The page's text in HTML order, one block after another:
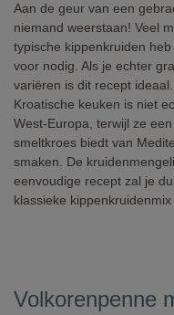
Aan de geur van een
niemand weerstaan! Veel
typische kippenkruiden
voor nodig. Als je echter
variëren is dit recept
Kroatische keuken is niet
West-Europa, terwijl ze
smeltkroes biedt van
smaken. De
eenvoudige recept zal je
klassieke
Volkorenpenne